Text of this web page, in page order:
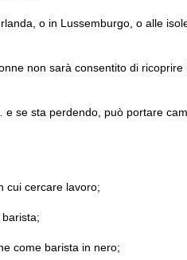
o in Lussemburgo, o alle
non sarà consentito di ricoprire
se sta perdendo, può portare
cui cercare lavoro;
come barista in nero;